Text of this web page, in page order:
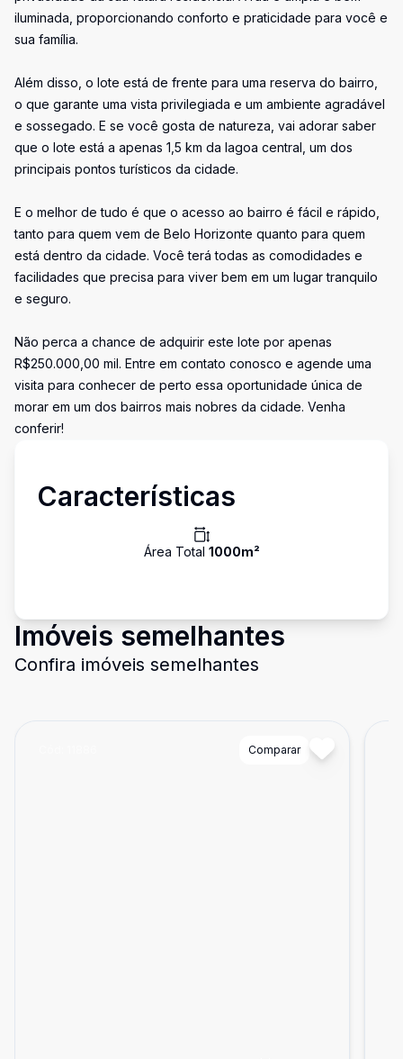
iluminada, proporcionando conforto e praticidade para você e
sua família.
Além disso, o lote está de frente para uma reserva do bairro,
o que garante uma vista privilegiada e um ambiente agradável
e sossegado. E se você gosta de natureza, vai adorar saber
que o lote está a apenas 1,5 km da lagoa central, um dos
principais pontos turísticos da cidade.
E o melhor de tudo é que o acesso ao bairro é fácil e rápido,
tanto para quem vem de Belo Horizonte quanto para quem
está dentro da cidade. Você terá todas as comodidades e
facilidades que precisa para viver bem em um lugar tranquilo
e seguro.
Não perca a chance de adquirir este lote por apenas
R$250.000,00 mil. Entre em contato conosco e agende uma
visita para conhecer de perto essa oportunidade única de
morar em um dos bairros mais nobres da cidade. Venha
conferir!
Características
Área Total 1000m²
Imóveis semelhantes
Confira imóveis semelhantes
Comparar